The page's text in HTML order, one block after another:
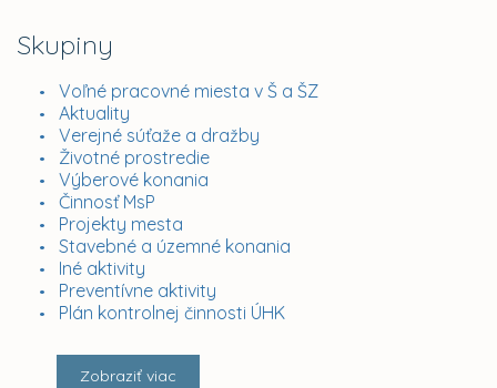
Skupiny
Voľné pracovné miesta v Š a ŠZ
Aktuality
Verejné súťaže a dražby
Životné prostredie
Výberové konania
Činnosť MsP
Projekty mesta
Stavebné a územné konania
Iné aktivity
Preventívne aktivity
Plán kontrolnej činnosti ÚHK
Zobraziť viac